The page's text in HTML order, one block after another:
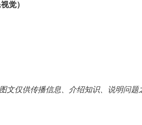
觉）
文仅供传播信息、介绍知识、说明问